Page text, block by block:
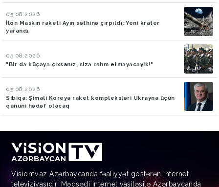
05.08.2026
İlon Maskın raketi Ayın səthinə çırpıldı: Yeni krater
yarandı
05.08.2026
"Bir də küçəyə çıxsanız, sizə rəhm etməyəcəyik!"
05.08.2026
Sibiqa: Şimali Koreya raket kompleksləri Ukrayna üçün
qanuni hədəf olacaq
Visiontv.az Azərbaycanda fəaliyyət göstərən internet
televiziyasıdır. Məqsədi internet vasitəsilə Azərbaycanda